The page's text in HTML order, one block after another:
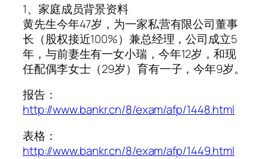
1、家庭成员背景资料
黄先生今年47岁，为一家私营有限公司董事
长（股权接近100%）兼总经理，公司成立5
年，与前妻生有一女小瑞，今年12岁，和现
任配偶李女士（29岁）育有一子，今年9岁。
报告：
http://www.bankr.cn/8/exam/afp/1448.html
表格：
http://www.bankr.cn/8/exam/afp/1449.html